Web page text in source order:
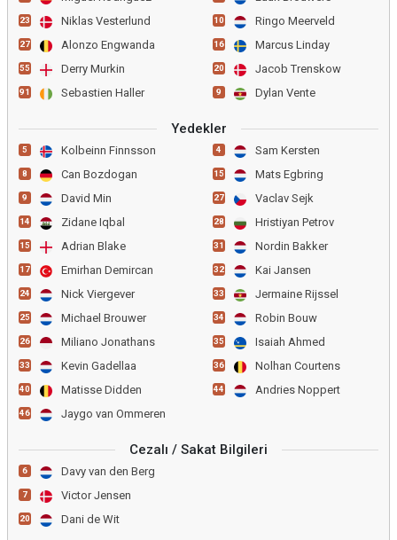
23 Niklas Vesterlund
27 Alonzo Engwanda
55 Derry Murkin
91 Sebastien Haller
10 Ringo Meerveld
16 Marcus Linday
20 Jacob Trenskow
9 Dylan Vente
Yedekler
5 Kolbeinn Finnsson
8 Can Bozdogan
9 David Min
14 Zidane Iqbal
15 Adrian Blake
17 Emirhan Demircan
24 Nick Viergever
25 Michael Brouwer
26 Miliano Jonathans
33 Kevin Gadellaa
40 Matisse Didden
46 Jaygo van Ommeren
4 Sam Kersten
15 Mats Egbring
27 Vaclav Sejk
28 Hristiyan Petrov
31 Nordin Bakker
32 Kai Jansen
33 Jermaine Rijssel
34 Robin Bouw
35 Isaiah Ahmed
36 Nolhan Courtens
44 Andries Noppert
Cezalı / Sakat Bilgileri
6 Davy van den Berg
7 Victor Jensen
20 Dani de Wit